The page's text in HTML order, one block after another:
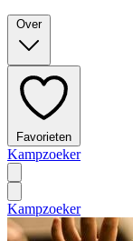
Over
Favorieten
Kampzoeker
Kampzoeker